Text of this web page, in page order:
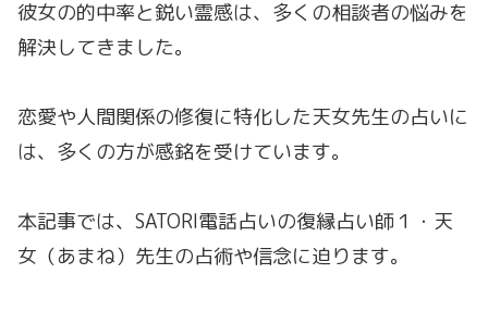
彼女の的中率と鋭い霊感は、多くの相談者の悩みを
解決してきました。
恋愛や人間関係の修復に特化した天女先生の占いに
は、多くの方が感銘を受けています。
本記事では、SATORI電話占いの復縁占い師１・天
女（あまね）先生の占術や信念に迫ります。